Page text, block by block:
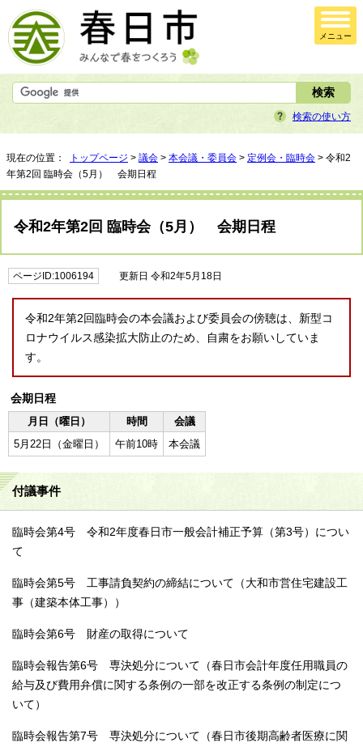
メニュー
検索の使い方
現在の位置： トップページ > 議会 > 本会議・委員会 > 定例会・臨時会 > 令和2
年第2回 臨時会（5月） 会期日程
令和2年第2回 臨時会（5月） 会期日程
ページID:1006194 更新日 令和2年5月18日
令和2年第2回臨時会の本会議および委員会の傍聴は、新型コ
ロナウイルス感染拡大防止のため、自粛をお願いしていま
す。
会期日程
月日（曜日）
時間
会議
5月22日（金曜日）
午前10時 本会議
付議事件
臨時会第4号 令和2年度春日市一般会計補正予算（第3号）につい
て
臨時会第5号 工事請負契約の締結について（大和市営住宅建設工
事（建築本体工事））
臨時会第6号 財産の取得について
臨時会報告第6号 専決処分について（春日市会計年度任用職員の
給与及び費用弁償に関する条例の一部を改正する条例の制定につ
いて）
臨時会報告第7号 専決処分について（春日市後期高齢者医療に関